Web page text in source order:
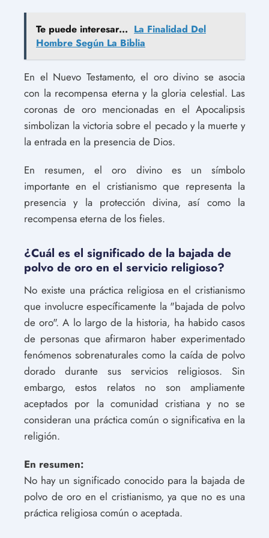
Te puede interesar... La Finalidad Del
Hombre Según La Biblia
En el Nuevo Testamento, el oro divino se asocia
con la recompensa eterna y la gloria celestial. Las
coronas de oro mencionadas en el Apocalipsis
simbolizan la victoria sobre el pecado y la muerte y
la entrada en la presencia de Dios.
En resumen, el oro divino es un símbolo
importante en el cristianismo que representa la
presencia y la protección divina, así como la
recompensa eterna de los fieles.
¿Cuál es el significado de la bajada de
polvo de oro en el servicio religioso?
No existe una práctica religiosa en el cristianismo
que involucre específicamente la "bajada de polvo
de oro". A lo largo de la historia, ha habido casos
de personas que afirmaron haber experimentado
fenómenos sobrenaturales como la caída de polvo
dorado durante sus servicios religiosos. Sin
embargo, estos relatos no son ampliamente
aceptados por la comunidad cristiana y no se
consideran una práctica común o significativa en la
religión.
En resumen:
No hay un significado conocido para la bajada de
polvo de oro en el cristianismo, ya que no es una
práctica religiosa común o aceptada.